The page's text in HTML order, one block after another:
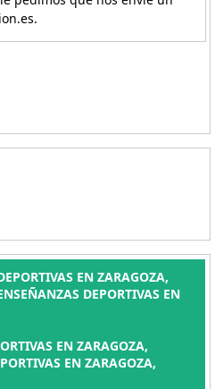
EN ZARAGOZA,
DEPORTIVAS EN
EN ZARAGOZA,
EN ZARAGOZA,